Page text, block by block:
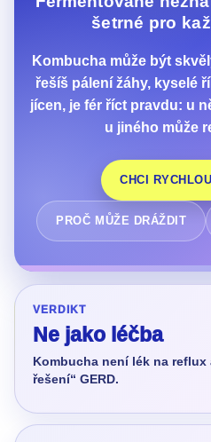
šetrné pro
Kombucha může být
řešíš pálení žáhy, kyselé
jícen, je fér říct pravdu: u
u jiného může
CHCI
PROČ MŮŽE DRÁŽDIT
VERDIKT
Ne jako léčba
Kombucha není lék na
řešení“ GERD.